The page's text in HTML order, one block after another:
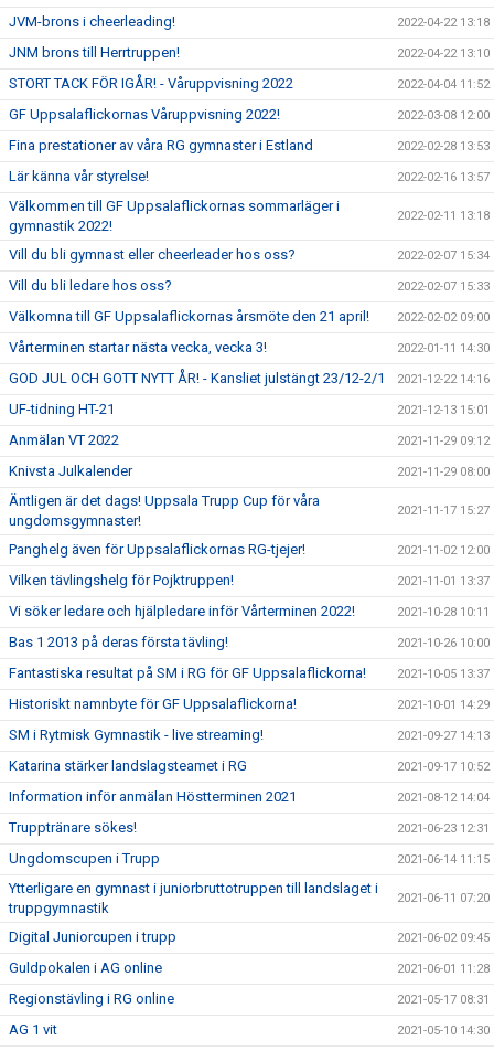
JVM-brons i cheerleading! 2022-04-22 13:18
JNM brons till Herrtruppen! 2022-04-22 13:10
STORT TACK FÖR IGÅR! - Våruppvisning 2022 2022-04-04 11:52
GF Uppsalaflickornas Våruppvisning 2022! 2022-03-08 12:00
Fina prestationer av våra RG gymnaster i Estland 2022-02-28 13:53
Lär känna vår styrelse! 2022-02-16 13:57
Välkommen till GF Uppsalaflickornas sommarläger i
gymnastik 2022!
2022-02-11 13:18
Vill du bli gymnast eller cheerleader hos oss? 2022-02-07 15:34
Vill du bli ledare hos oss? 2022-02-07 15:33
Välkomna till GF Uppsalaflickornas årsmöte den 21 april! 2022-02-02 09:00
Vårterminen startar nästa vecka, vecka 3! 2022-01-11 14:30
GOD JUL OCH GOTT NYTT ÅR! - Kansliet julstängt 23/12-2/1 2021-12-22 14:16
UF-tidning HT-21 2021-12-13 15:01
Anmälan VT 2022 2021-11-29 09:12
Knivsta Julkalender 2021-11-29 08:00
Äntligen är det dags! Uppsala Trupp Cup för våra
ungdomsgymnaster!
2021-11-17 15:27
Panghelg även för Uppsalaflickornas RG-tjejer! 2021-11-02 12:00
Vilken tävlingshelg för Pojktruppen! 2021-11-01 13:37
Vi söker ledare och hjälpledare inför Vårterminen 2022! 2021-10-28 10:11
Bas 1 2013 på deras första tävling! 2021-10-26 10:00
Fantastiska resultat på SM i RG för GF Uppsalaflickorna! 2021-10-05 13:37
Historiskt namnbyte för GF Uppsalaflickorna! 2021-10-01 14:29
SM i Rytmisk Gymnastik - live streaming! 2021-09-27 14:13
Katarina stärker landslagsteamet i RG 2021-09-17 10:52
Information inför anmälan Höstterminen 2021 2021-08-12 14:04
Trupptränare sökes! 2021-06-23 12:31
Ungdomscupen i Trupp 2021-06-14 11:15
Ytterligare en gymnast i juniorbruttotruppen till landslaget i
truppgymnastik
2021-06-11 07:20
Digital Juniorcupen i trupp 2021-06-02 09:45
Guldpokalen i AG online 2021-06-01 11:28
Regionstävling i RG online 2021-05-17 08:31
AG 1 vit 2021-05-10 14:30